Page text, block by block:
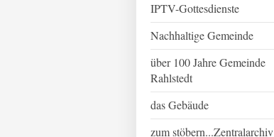
IPTV-Gottesdienste
Nachhaltige Gemeinde
über 100 Jahre Gemeinde
Rahlstedt
das Gebäude
zum stöbern...Zentralarchiv